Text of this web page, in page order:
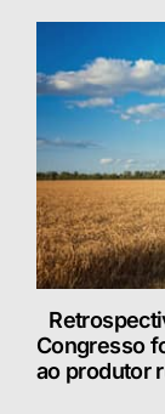
Congresso
ao produtor